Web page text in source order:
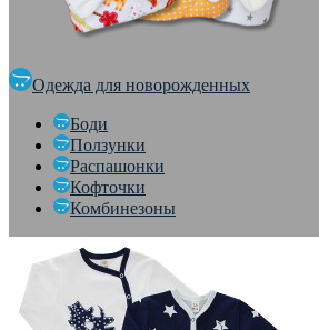
Одежда для новорожденных
Боди
Ползунки
Распашонки
Кофточки
Комбинезоны